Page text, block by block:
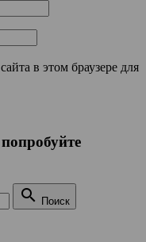
в этом браузере для
 Поиск